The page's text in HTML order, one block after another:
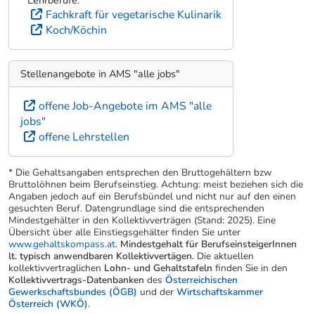
Fachkraft für vegetarische Kulinarik
Koch/Köchin
Stellenangebote in AMS "alle jobs"
offene Job-Angebote im AMS "alle
jobs"
offene Lehrstellen
* Die Gehaltsangaben entsprechen den Bruttogehältern bzw
Bruttolöhnen beim Berufseinstieg. Achtung: meist beziehen sich die
Angaben jedoch auf ein Berufsbündel und nicht nur auf den einen
gesuchten Beruf. Datengrundlage sind die entsprechenden
Mindestgehälter in den Kollektivverträgen (Stand: 2025). Eine
Übersicht über alle Einstiegsgehälter finden Sie unter
www.gehaltskompass.at. Mindestgehalt für BerufseinsteigerInnen
lt. typisch anwendbaren Kollektivvertägen. Die aktuellen
kollektivvertraglichen Lohn- und Gehaltstafeln finden Sie in den
Kollektivvertrags-Datenbanken des Österreichischen
Gewerkschaftsbundes (ÖGB) und der Wirtschaftskammer
Österreich (WKÖ).